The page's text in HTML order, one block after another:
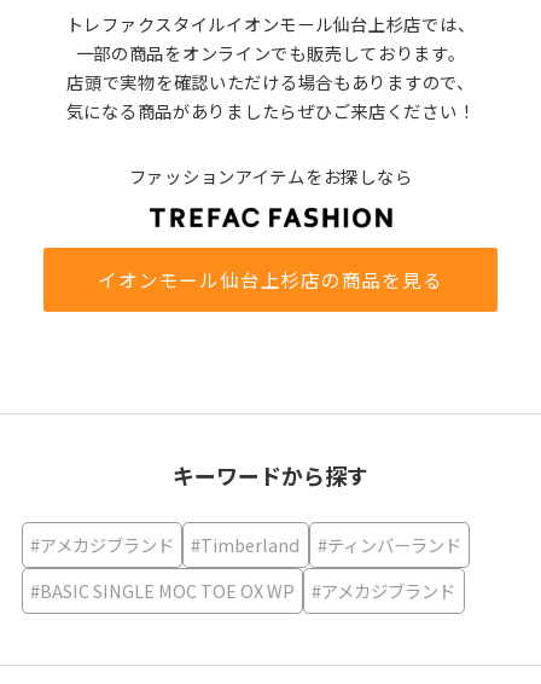
トレファクスタイルイオンモール仙台上杉店では、
一部の商品をオンラインでも販売しております。
店頭で実物を確認いただける場合もありますので、
気になる商品がありましたらぜひご来店ください！
ファッションアイテムをお探しなら
イオンモール仙台上杉店の商品を見る
キーワードから探す
#アメカジブランド #Timberland
#ティンバーランド
#BASIC SINGLE MOC TOE OX WP
#アメカジブランド